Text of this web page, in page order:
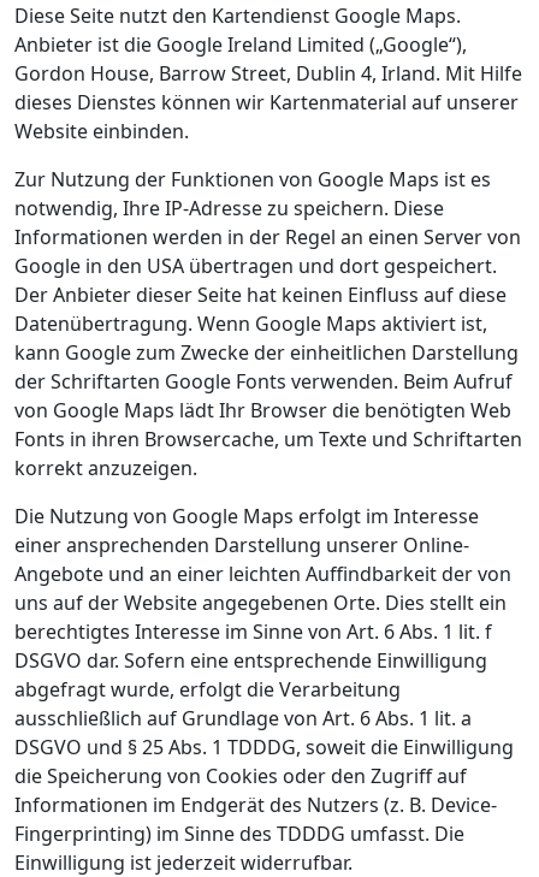
Diese Seite nutzt den Kartendienst Google Maps.
Anbieter ist die Google Ireland Limited („Google“),
Gordon House, Barrow Street, Dublin 4, Irland. Mit Hilfe
dieses Dienstes können wir Kartenmaterial auf unserer
Website einbinden.
Zur Nutzung der Funktionen von Google Maps ist es
notwendig, Ihre IP-Adresse zu speichern. Diese
Informationen werden in der Regel an einen Server von
Google in den USA übertragen und dort gespeichert.
Der Anbieter dieser Seite hat keinen Einfluss auf diese
Datenübertragung. Wenn Google Maps aktiviert ist,
kann Google zum Zwecke der einheitlichen Darstellung
der Schriftarten Google Fonts verwenden. Beim Aufruf
von Google Maps lädt Ihr Browser die benötigten Web
Fonts in ihren Browsercache, um Texte und Schriftarten
korrekt anzuzeigen.
Die Nutzung von Google Maps erfolgt im Interesse
einer ansprechenden Darstellung unserer Online-
Angebote und an einer leichten Auffindbarkeit der von
uns auf der Website angegebenen Orte. Dies stellt ein
berechtigtes Interesse im Sinne von Art. 6 Abs. 1 lit. f
DSGVO dar. Sofern eine entsprechende Einwilligung
abgefragt wurde, erfolgt die Verarbeitung
ausschließlich auf Grundlage von Art. 6 Abs. 1 lit. a
DSGVO und § 25 Abs. 1 TDDDG, soweit die Einwilligung
die Speicherung von Cookies oder den Zugriff auf
Informationen im Endgerät des Nutzers (z. B. Device-
Fingerprinting) im Sinne des TDDDG umfasst. Die
Einwilligung ist jederzeit widerrufbar.